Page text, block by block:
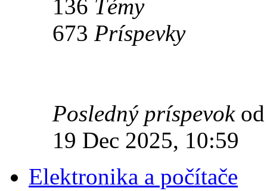
136 Témy
673 Príspevky
Posledný príspevok
19 Dec 2025, 10:59
Elektronika a počítače